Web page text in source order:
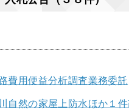
費用便益分析調査業務委託
自然の家屋上防水ほか１